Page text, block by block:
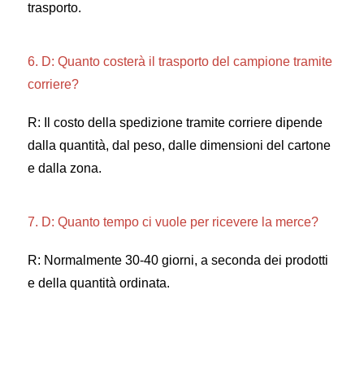
trasporto.
6. D: Quanto costerà il trasporto del campione tramite
corriere?
R: Il costo della spedizione tramite corriere dipende
dalla quantità, dal peso, dalle dimensioni del cartone
e dalla zona.
7. D: Quanto tempo ci vuole per ricevere la merce?
R: Normalmente 30-40 giorni, a seconda dei prodotti
e della quantità ordinata.